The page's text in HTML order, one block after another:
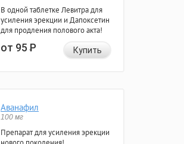
В одной таблетке Левитра для
усиления эрекции и Дапоксетин
для продления полового акта!
от 95Р Купить
Аванафил
100 мг
Препарат для усиления эрекции